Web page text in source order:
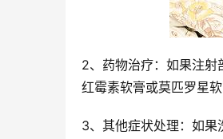
2、药物治疗：如果注
红霉素软膏或莫匹罗星
3、其他症状处理：如果